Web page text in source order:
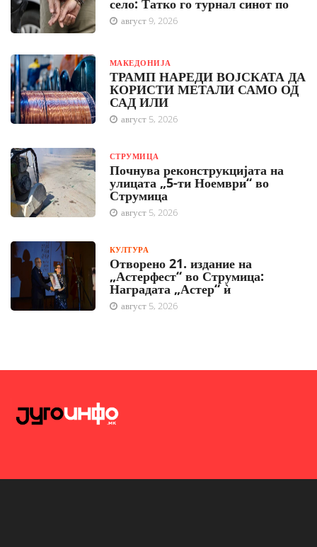
август 9, 2026
МАКЕДОНИЈА
ТРАМП НАРЕДИ ВОЈСКАТА ДА
КОРИСТИ МЕТАЛИ САМО ОД
САД ИЛИ
август 5, 2026
СТРУМИЦА
Почнува реконструкцијата на
улицата „5-ти Ноември“ во
Струмица
август 5, 2026
КУЛТУРА
Отворено 21. издание на
„Астерфест“ во Струмица:
Наградата „Астер“ ѝ
август 5, 2026